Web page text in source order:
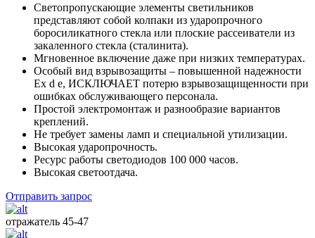
Светопропускающие элементы светильников
представляют собой колпаки из ударопрочного
боросиликатного стекла или плоские рассеиватели из
закаленного стекла (сталинита).
Мгновенное включение даже при низких температурах.
Особый вид взрывозащиты – повышенной надежности
Ех d e, ИСКЛЮЧАЕТ потерю взрывозащищенности при
ошибках обслуживающего персонала.
Простой электромонтаж и разнообразие вариантов
креплений.
Не требует замены ламп и специальной утилизации.
Высокая ударопрочность.
Ресурс работы светодиодов 100 000 часов.
Высокая светоотдача.
Отправить запрос
отражатель 45-47